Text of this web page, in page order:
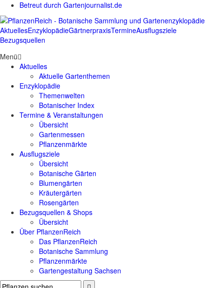
Betreut durch Gartenjournalist.de
AktuellesEnzyklopädieGärtnerpraxisTermineAusflugsziele
Bezugsquellen
Menü
Aktuelles
Aktuelle Gartenthemen
Enzyklopädie
Themenwelten
Botanischer Index
Termine & Veranstaltungen
Übersicht
Gartenmessen
Pflanzenmärkte
Ausflugsziele
Übersicht
Botanische Gärten
Blumengärten
Kräutergärten
Rosengärten
Bezugsquellen & Shops
Übersicht
Über PflanzenReich
Das PflanzenReich
Botanische Sammlung
Pflanzenmärkte
Gartengestaltung Sachsen